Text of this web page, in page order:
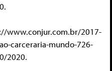
2017-
carceraria-mundo-726-
2020.